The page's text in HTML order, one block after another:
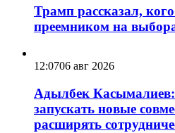
Трамп рассказал,
преемником на
12:0706 авг 2026
Адылбек
запускать новые
расширять